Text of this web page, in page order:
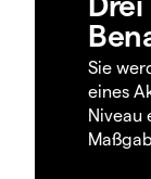
Sie
eines
Niveau